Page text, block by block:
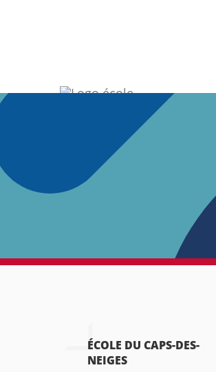
ÉCOLE DU CAPS-DES-
NEIGES